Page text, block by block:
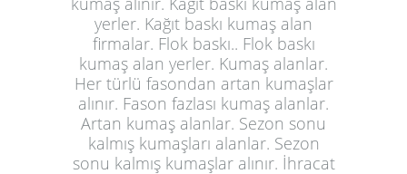
yerler. Kağıt baskı kumaş alan
firmalar. Flok baskı.. Flok baskı
kumaş alan yerler. Kumaş alanlar.
Her türlü fasondan artan kumaşlar
alınır. Fason fazlası kumaş alanlar.
Artan kumaş alanlar. Sezon sonu
kalmış kumaşları alanlar. Sezon
sonu kalmış kumaşlar alınır. İhracat